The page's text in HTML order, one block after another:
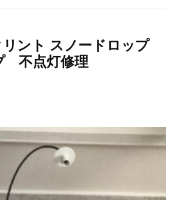
リント スノードロップ
不点灯修理